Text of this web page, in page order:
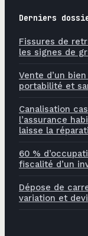
Derniers
Fissures de
les signes de
Vente d’un
portabilité et
Canalisation
l’assurance
laisse la
60 %
fiscalité d’un
Dépose de
variation et